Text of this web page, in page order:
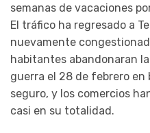
semanas de vacaciones
El tráfico ha regresado a
nuevamente
habitantes abandonaran
guerra el 28 de febrero en
seguro, y los comercios
casi en su totalidad.